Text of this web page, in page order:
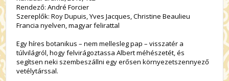
Rendező: André Forcier
Szereplők: Roy Dupuis, Yves Jacques, Christine Beaulieu
Francia nyelven, magyar felirattal
Egy híres botanikus – nem mellesleg pap – visszatér a
túlvilágról, hogy felvirágoztassa Albert méhészetét, és
segítsen neki szembeszállni egy erősen környezetszennyező
vetélytárssal.